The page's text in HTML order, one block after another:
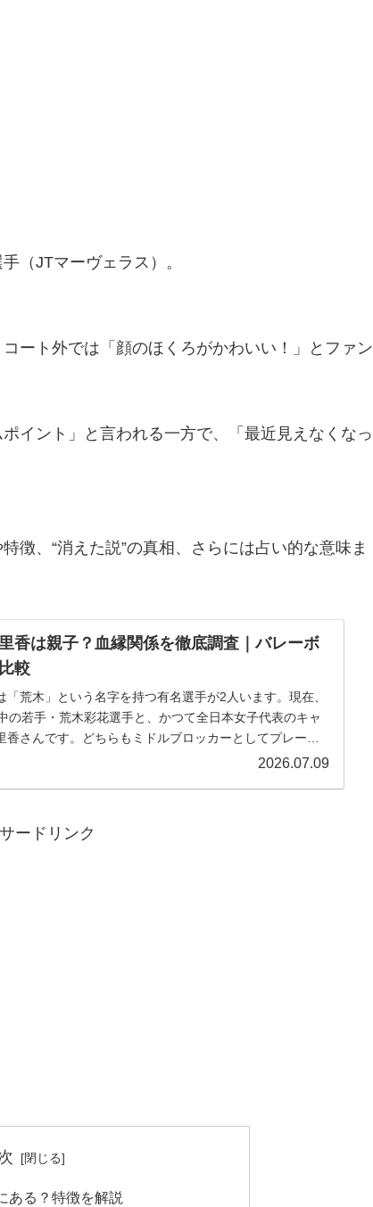
（JTマーヴェラス）。
ート外では「顔のほくろがかわいい！」とファン
イント」と言われる一方で、「最近見えなくなっ
徴、“消えた説”の真相、さらには占い的な意味ま
香は親子？血縁関係を徹底調査｜バレーボ
較
荒木」という名字を持つ有名選手が2人います。現在、
の若手・荒木彩花選手と、かつて全日本女子代表のキャ
香さんです。どちらもミドルブロッカーとしてプレー
2026.07.09
ードリンク
ある？特徴を解説